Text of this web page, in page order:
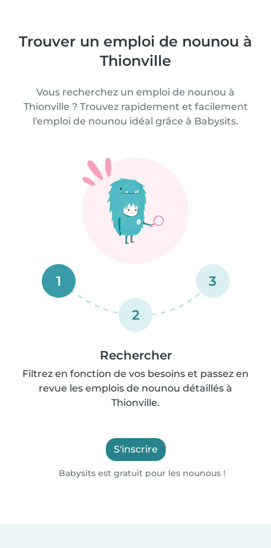
Trouver un emploi de nounou à
Thionville
Vous recherchez un emploi de nounou à
Thionville ? Trouvez rapidement et facilement
l'emploi de nounou idéal grâce à Babysits.
1
2
3
Rechercher
Filtrez en fonction de vos besoins et passez en
revue les emplois de nounou détaillés à
Thionville.
S'inscrire
Babysits est gratuit pour les nounous !